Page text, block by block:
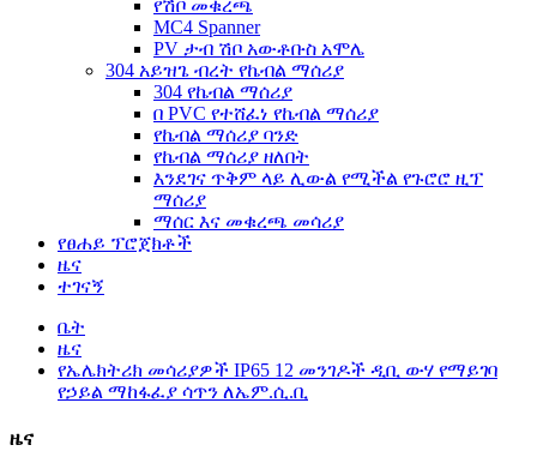
የሽቦ መቁረጫ
MC4 Spanner
PV ታብ ሽቦ አውቶቡስ አሞሌ
304 አይዝጌ ብረት የኬብል ማሰሪያ
304 የኬብል ማሰሪያ
በ PVC የተሸፈነ የኬብል ማሰሪያ
የኬብል ማሰሪያ ባንድ
የኬብል ማሰሪያ ዘለበት
እንደገና ጥቅም ላይ ሊውል የሚችል የጉሮሮ ዚፕ
ማሰሪያ
ማሰር እና መቁረጫ መሳሪያ
የፀሐይ ፕሮጀክቶች
ዜና
ተገናኝ
ቤት
ዜና
የኤሌክትሪክ መሳሪያዎች IP65 12 መንገዶች ዲቢ ውሃ የማይገባ
የኃይል ማከፋፈያ ሳጥን ለኤም.ሲ.ቢ
ዜና